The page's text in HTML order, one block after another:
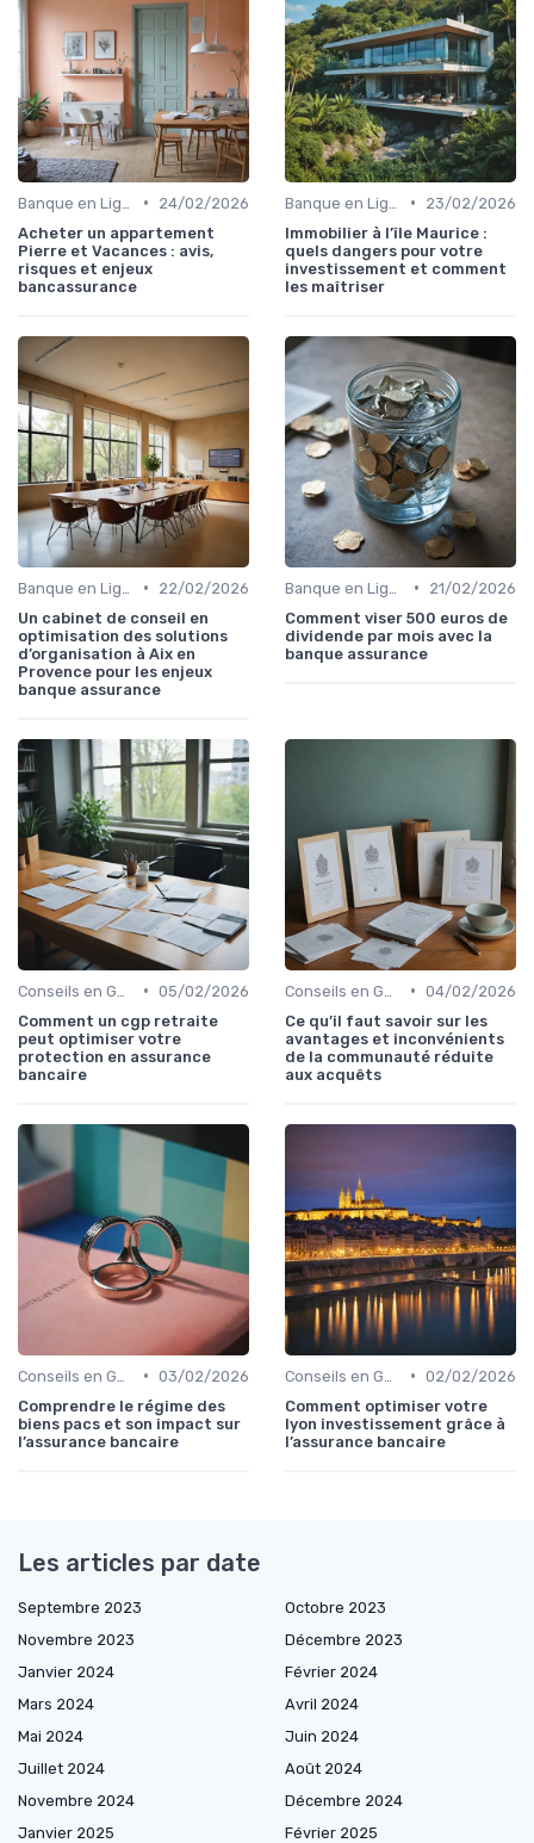
•
24/02/2026
Acheter un appartement
Pierre et Vacances : avis,
risques et enjeux
bancassurance
•
23/02/2026
Immobilier à l’île Maurice :
quels dangers pour votre
investissement et comment
les maîtriser
•
22/02/2026
Un cabinet de conseil en
optimisation des solutions
d’organisation à Aix en
Provence pour les enjeux
banque assurance
•
21/02/2026
Comment viser 500 euros de
dividende par mois avec la
banque assurance
• 05/02/2026
Comment un cgp retraite
peut optimiser votre
protection en assurance
bancaire
• 04/02/2026
Ce qu’il faut savoir sur les
avantages et inconvénients
de la communauté réduite
aux acquêts
• 03/02/2026
Comprendre le régime des
biens pacs et son impact sur
l’assurance bancaire
• 02/02/2026
Comment optimiser votre
lyon investissement grâce à
l’assurance bancaire
Les articles par date
Septembre 2023
Octobre 2023
Novembre 2023
Décembre 2023
Janvier 2024
Février 2024
Mars 2024
Avril 2024
Mai 2024
Juin 2024
Juillet 2024
Août 2024
Novembre 2024
Décembre 2024
Janvier 2025
Février 2025